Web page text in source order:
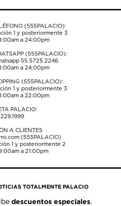
(555PALACIO):
1 y posteriormente 3
a 24:00pm
(555PALACIO):
55.5725.2246
a 24:00pm
(555PALACIO):
1 y posteriormente 3
a 22:00pm
PALACIO:
A CLIENTES
(555PALACIO)
1 y posteriormente 2
a 21:00pm
TOTALMENTE PALACIO
descuentos especiales.